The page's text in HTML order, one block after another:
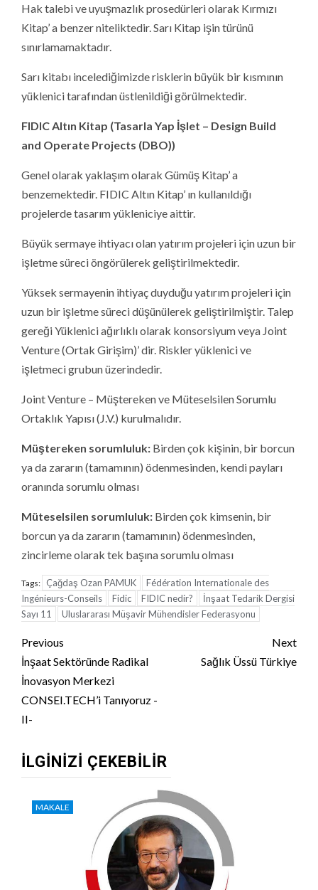
Hak talebi ve uyuşmazlık prosedürleri olarak Kırmızı
Kitap’ a benzer niteliktedir. Sarı Kitap işin türünü
sınırlamamaktadır.
Sarı kitabı incelediğimizde risklerin büyük bir kısmının
yüklenici tarafından üstlenildiği görülmektedir.
FIDIC Altın Kitap (Tasarla Yap İşlet – Design Build
and Operate Projects (DBO))
Genel olarak yaklaşım olarak Gümüş Kitap’ a
benzemektedir. FIDIC Altın Kitap’ ın kullanıldığı
projelerde tasarım yükleniciye aittir.
Büyük sermaye ihtiyacı olan yatırım projeleri için uzun bir
işletme süreci öngörülerek geliştirilmektedir.
Yüksek sermayenin ihtiyaç duyduğu yatırım projeleri için
uzun bir işletme süreci düşünülerek geliştirilmiştir. Talep
gereği Yüklenici ağırlıklı olarak konsorsiyum veya Joint
Venture (Ortak Girişim)’ dir. Riskler yüklenici ve
işletmeci grubun üzerindedir.
Joint Venture – Müştereken ve Müteselsilen Sorumlu
Ortaklık Yapısı (J.V.) kurulmalıdır.
Müştereken sorumluluk: Birden çok kişinin, bir borcun
ya da zararın (tamamının) ödenmesinden, kendi payları
oranında sorumlu olması
Müteselsilen sorumluluk: Birden çok kimsenin, bir
borcun ya da zararın (tamamının) ödenmesinden,
zincirleme olarak tek başına sorumlu olması
Tags: Çağdaş Ozan PAMUK
Fédération Internationale des
Ingénieurs-Conseils
Fidic FIDIC nedir?
İnşaat Tedarik Dergisi
Sayı 11
Uluslararası Müşavir Mühendisler Federasyonu
Continue
Reading
Previous
İnşaat Sektöründe Radikal
İnovasyon Merkezi
CONSEI.TECH’i Tanıyoruz -
II-
Next
Sağlık Üssü Türkiye
İLGINIZI ÇEKEBILIR
MAKALE